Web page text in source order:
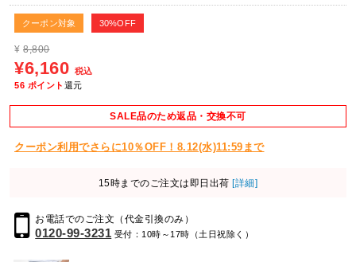
クーポン対象 30%OFF
¥ 8,800
¥6,160 税込
56 ポイント 還元
SALE品のため返品・交換不可
クーポン利用でさらに10％OFF！8.12(水)11:59まで
15時までのご注文は即日出荷 [詳細]
お電話でのご注文（代金引換のみ）
0120-99-3231 受付：10時～17時（土日祝除く）